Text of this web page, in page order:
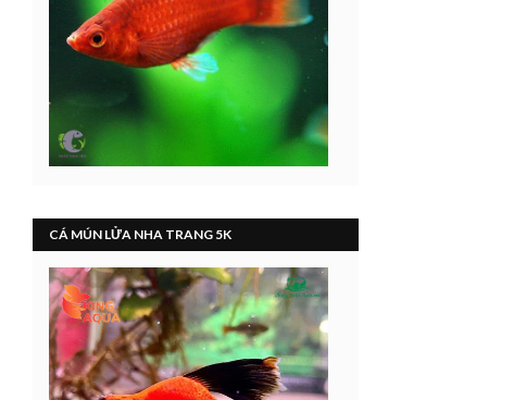
CÁ MÚN LỬA NHA TRANG 5K